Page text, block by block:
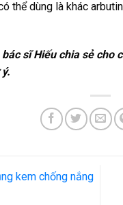
thể dùng là khác
sĩ Hiếu chia sẻ cho
kem chống nắng